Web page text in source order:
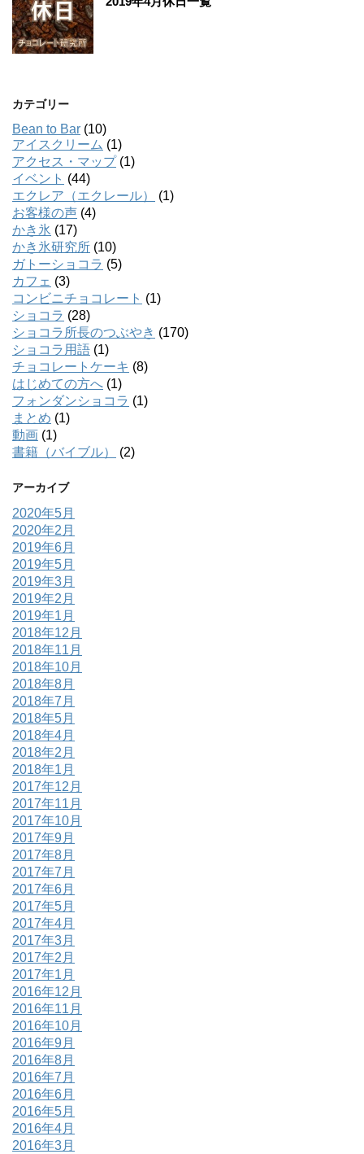
カテゴリー
Bean to Bar (10)
アイスクリーム (1)
アクセス・マップ(1)
イベント (44)
エクレア（エクレール）
(1)
お客様の声 (4)
かき氷 (17)
かき氷研究所 (10)
ガトーショコラ (5)
カフェ (3)
コンビニチョコレート (1)
ショコラ (28)
ショコラ所長のつぶやき (170)
ショコラ用語 (1)
チョコレートケーキ (8)
はじめての方へ (1)
フォンダンショコラ (1)
まとめ (1)
動画 (1)
書籍（バイブル）
(2)
アーカイブ
2020年5月
2020年2月
2019年6月
2019年5月
2019年3月
2019年2月
2019年1月
2018年12月
2018年11月
2018年10月
2018年8月
2018年7月
2018年5月
2018年4月
2018年2月
2018年1月
2017年12月
2017年11月
2017年10月
2017年9月
2017年8月
2017年7月
2017年6月
2017年5月
2017年4月
2017年3月
2017年2月
2017年1月
2016年12月
2016年11月
2016年10月
2016年9月
2016年8月
2016年7月
2016年6月
2016年5月
2016年4月
2016年3月